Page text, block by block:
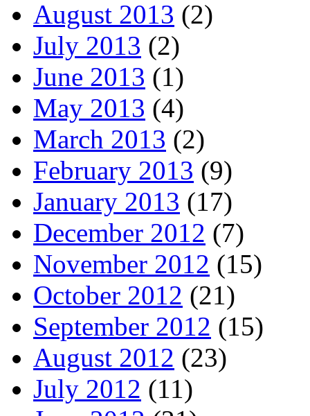
August 2013 (2)
July 2013 (2)
June 2013 (1)
May 2013 (4)
March 2013 (2)
February 2013 (9)
January 2013 (17)
December 2012 (7)
November 2012 (15)
October 2012 (21)
September 2012 (15)
August 2012 (23)
July 2012 (11)